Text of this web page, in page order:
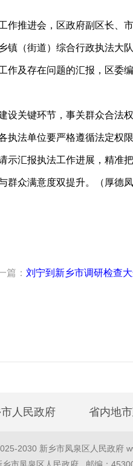
作推进会，区政府副区长、
镇（街道）综合行政执法大队
作及存在问题的汇报，区委
设关键环节，事关群众合法
执法单位要严格遵循法定权
示汇报执法工作进展，精准
群众满意度双提升。 （厚德
篇： 刘宁到新乡市调研检查
人民政府 省内地
2030 新乡市凤泉区人民政府